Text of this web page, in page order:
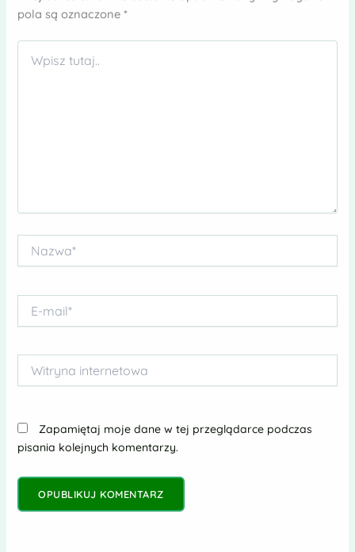
pola są oznaczone*
Wpisz
tutaj..
mail*
internetowa
Zapamiętaj moje dane w tej przeglądarce podczas
pisania kolejnych komentarzy.